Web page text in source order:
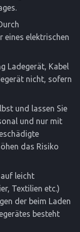
eines elektrischen
Ladegerät, Kabel
nicht, sofern
und lassen Sie
und nur mit
das Risiko
leicht
Textilien etc.)
der beim Laden
besteht